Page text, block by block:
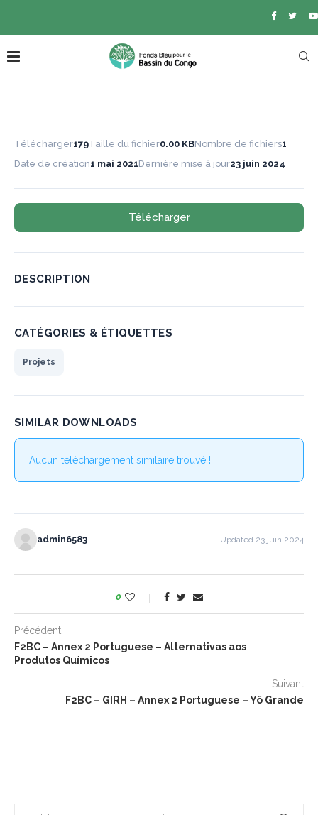
Télécharger179Taille du fichier0.00 KBNombre de fichiers1
Date de création1 mai 2021Dernière mise à jour23 juin 2024
Télécharger
DESCRIPTION
CATÉGORIES & ÉTIQUETTES
Projets
SIMILAR DOWNLOADS
Aucun téléchargement similaire trouvé !
admin6583 Updated 23 juin 2024
0
Précédent
F2BC – Annex 2 Portuguese – Alternativas aos
Produtos Químicos
Suivant
F2BC – GIRH – Annex 2 Portuguese – Yô Grande